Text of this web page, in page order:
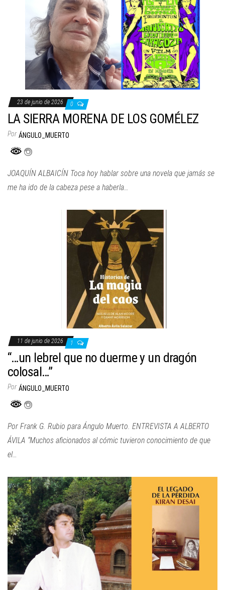
23 de junio de 2026 0
LA SIERRA MORENA DE LOS GOMÉLEZ
Por ÁNGULO_MUERTO
JOAQUÍN ALBAICÍN Toca hoy hablar sobre una novela que jamás se
me ha ido de la cabeza pese a haberla…
11 de junio de 2026 1
“…un lebrel que no duerme y un dragón
colosal…”
Por ÁNGULO_MUERTO
Por Frank G. Rubio para Ángulo Muerto. ENTREVISTA A ALBERTO
ÁVILA “Muchos aficionados al cómic tuvieron conocimiento de que
el…